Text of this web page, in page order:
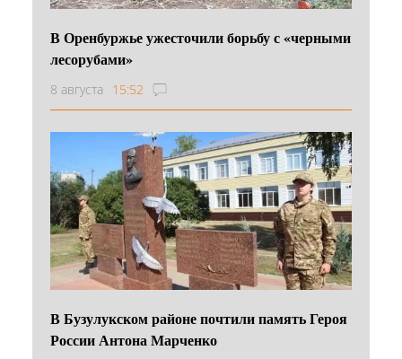
В Оренбуржье ужесточили борьбу с «черными
лесорубами»
8 августа 15:52
В Бузулукском районе почтили память Героя
России Антона Марченко